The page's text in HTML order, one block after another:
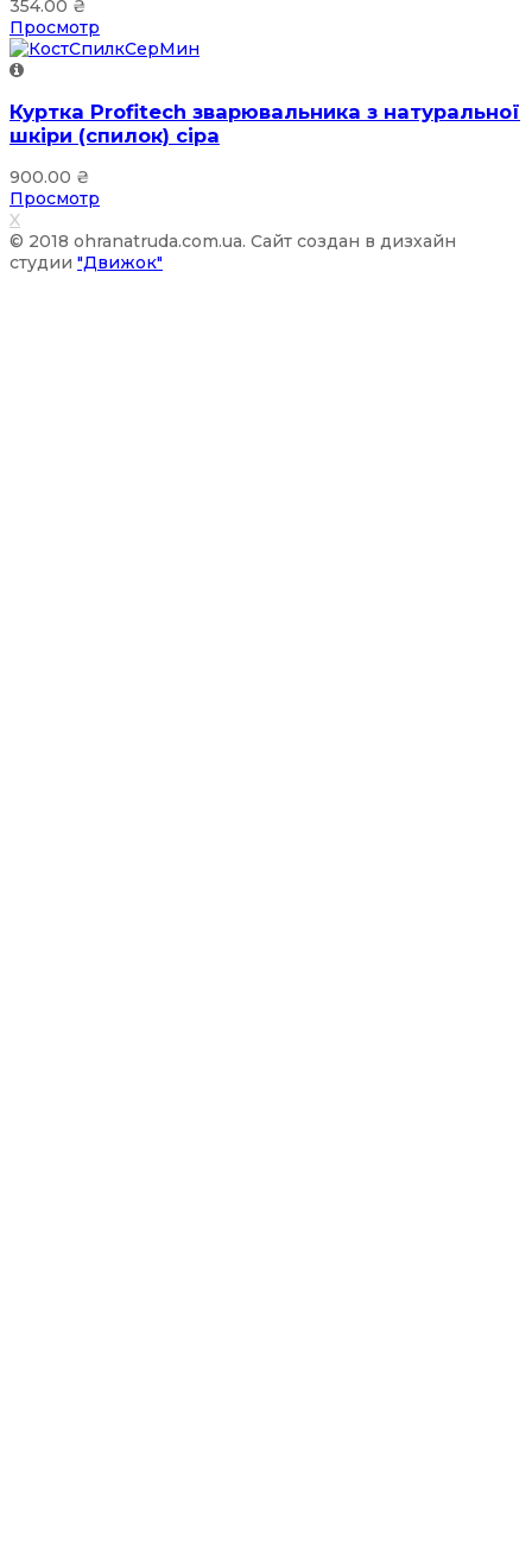
354.00 ₴
Просмотр
Куртка Profitech зварювальника з натуральної
шкіри (спилок) сіра
900.00 ₴
Просмотр
X
© 2018 ohranatruda.com.ua. Сайт создан в дизхайн
студии "Движок"